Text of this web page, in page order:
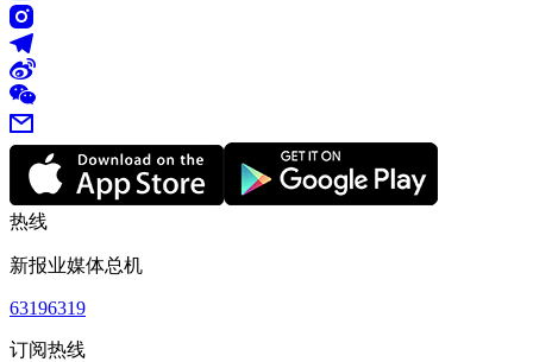
热线
新报业媒体总机
63196319
订阅热线